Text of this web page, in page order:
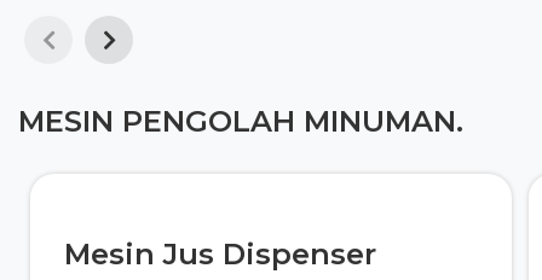
MESIN PENGOLAH MINUMAN.
Mesin Jus Dispenser